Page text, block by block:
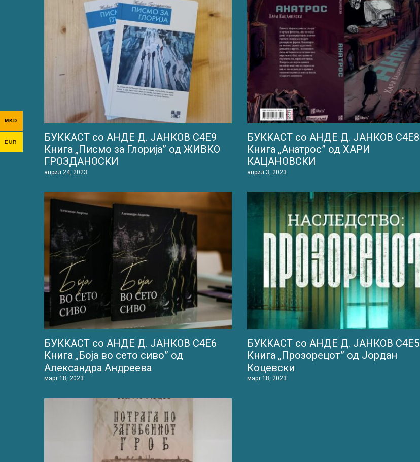
БУККАСТ со АНДЕ Д. ЈАНКОВ С4Е9
Книга „Писмо за Глорија” од ЖИВКО
ГРОЗДАНОСКИ
април 24, 2023
БУККАСТ со АНДЕ Д. ЈАНКОВ С4Е8
Книга „Анатрос” од ХАРИ
КАЦАНОВСКИ
април 3, 2023
БУККАСТ со АНДЕ Д. ЈАНКОВ С4Е6
Книга „Боја во сето сиво” од
Александра Андреева
март 18, 2023
БУККАСТ со АНДЕ Д. ЈАНКОВ С4Е5
Книга „Прозорецот” од Јордан
Коцевски
март 18, 2023
MKD
EUR